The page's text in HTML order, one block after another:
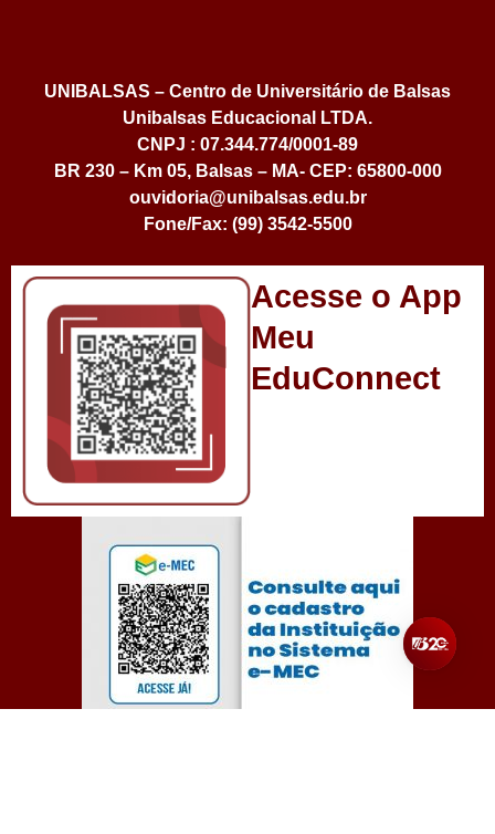
UNIBALSAS – Centro de Universitário de Balsas
Unibalsas Educacional LTDA.
CNPJ : 07.344.774/0001-89
BR 230 – Km 05, Balsas – MA- CEP: 65800-000
ouvidoria@unibalsas.edu.br
Fone/Fax: (99) 3542-5500
Acesse o App
Meu
EduConnect